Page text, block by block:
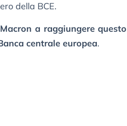
della BCE.
a raggiungere questo
centrale europea.